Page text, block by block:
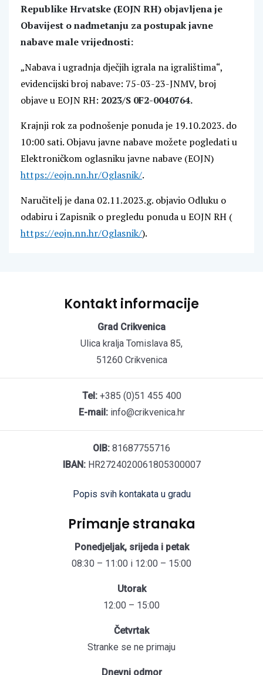
Republike Hrvatske (EOJN RH) objavljena je
Obavijest o nadmetanju za postupak javne
nabave male vrijednosti:
„Nabava i ugradnja dječjih igrala na igralištima“,
evidencijski broj nabave: 75-03-23-JNMV, broj
objave u EOJN RH: 2023/S 0F2-0040764.
Krajnji rok za podnošenje ponuda je 19.10.2023. do
10:00 sati. Objavu javne nabave možete pogledati u
Elektroničkom oglasniku javne nabave (EOJN)
https://eojn.nn.hr/Oglasnik/.
Naručitelj je dana 02.11.2023.g. objavio Odluku o
odabiru i Zapisnik o pregledu ponuda u EOJN RH (
https://eojn.nn.hr/Oglasnik/).
Kontakt informacije
Grad Crikvenica
Ulica kralja Tomislava 85,
51260 Crikvenica
Tel:+385 (0)51 455 400
E-mail:info@crikvenica.hr
OIB: 81687755716
IBAN:HR2724020061805300007
Popis svih kontakata u gradu
Primanje stranaka
Ponedjeljak, srijeda i petak
08:30 – 11:00 i 12:00 – 15:00
Utorak
12:00 – 15:00
Četvrtak
Stranke se ne primaju
Dnevni odmor